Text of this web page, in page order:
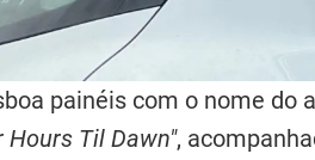
painéis com o nome do
Hours Til Dawn",